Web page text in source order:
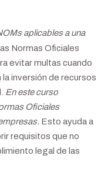
aplicables a una
Normas Oficiales
evitar multas cuando
inversión de recursos
En este curso
Oficiales
Esto ayuda a
requisitos que no
legal de las